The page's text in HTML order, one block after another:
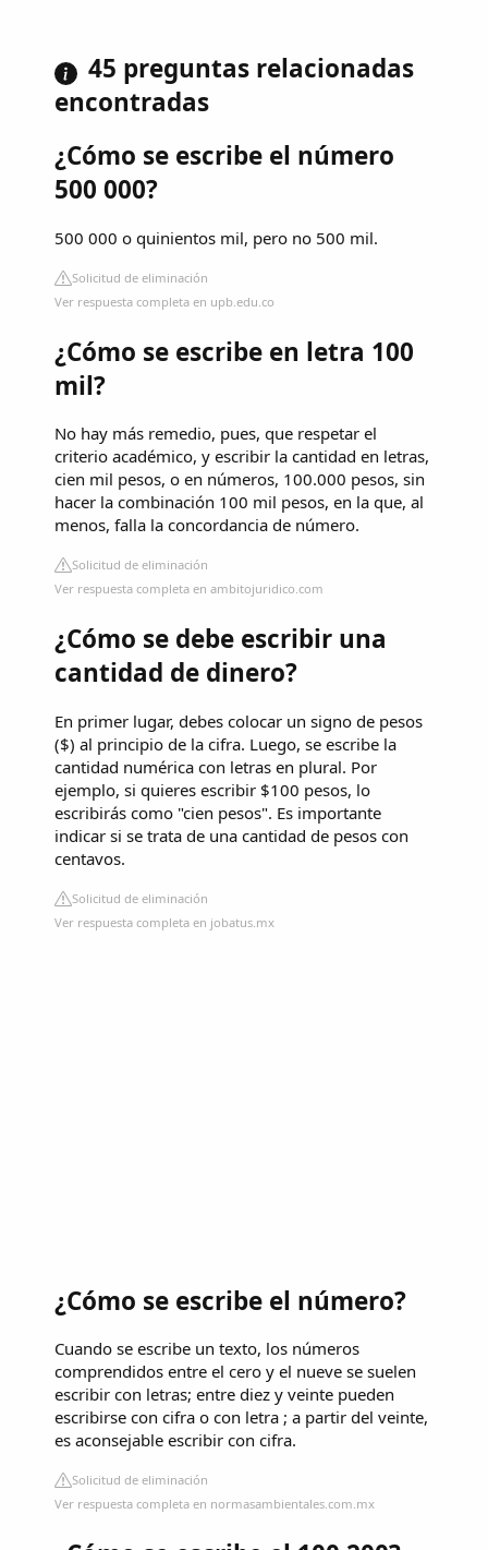
45 preguntas relacionadas
encontradas
¿Cómo se escribe el número
500 000?
500 000 o quinientos mil, pero no 500 mil.
Solicitud de eliminación
Ver respuesta completa en upb.edu.co
¿Cómo se escribe en letra 100
mil?
No hay más remedio, pues, que respetar el
criterio académico, y escribir la cantidad en letras,
cien mil pesos, o en números, 100.000 pesos, sin
hacer la combinación 100 mil pesos, en la que, al
menos, falla la concordancia de número.
Solicitud de eliminación
Ver respuesta completa en ambitojuridico.com
¿Cómo se debe escribir una
cantidad de dinero?
En primer lugar, debes colocar un signo de pesos
($) al principio de la cifra. Luego, se escribe la
cantidad numérica con letras en plural. Por
ejemplo, si quieres escribir $100 pesos, lo
escribirás como "cien pesos". Es importante
indicar si se trata de una cantidad de pesos con
centavos.
Solicitud de eliminación
Ver respuesta completa en jobatus.mx
¿Cómo se escribe el número?
Cuando se escribe un texto, los números
comprendidos entre el cero y el nueve se suelen
escribir con letras; entre diez y veinte pueden
escribirse con cifra o con letra ; a partir del veinte,
es aconsejable escribir con cifra.
Solicitud de eliminación
Ver respuesta completa en normasambientales.com.mx